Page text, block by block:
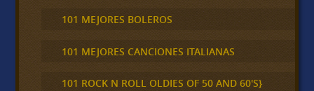
101 MEJORES BOLEROS
101 MEJORES CANCIONES ITALIANAS
101 ROCK N ROLL OLDIES OF 50 AND 60'S}